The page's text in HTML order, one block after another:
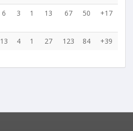
6 3 1 13 67 50 +17
13 4 1 27 123 84 +39